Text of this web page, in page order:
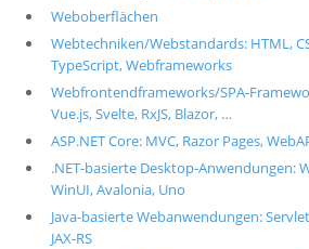
Weboberflächen
Webtechniken/Webstandards: HTML,
TypeScript, Webframeworks
Webfrontendframeworks/SPA-
Vue.js, Svelte, RxJS, Blazor, …
ASP.NET Core: MVC, Razor Pages,
.NET-basierte Desktop-Anwendungen:
WinUI, Avalonia, Uno
Java-basierte Webanwendungen:
JAX-RS